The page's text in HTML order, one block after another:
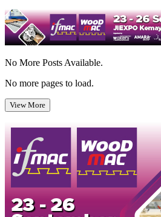
No More Posts Available.
No more pages to load.
View More